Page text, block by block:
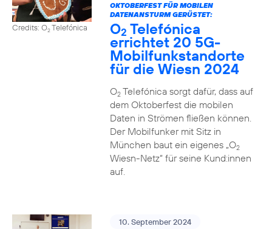
Credits: O2Telefónica
OKTOBERFEST FÜR MOBILEN
DATENANSTURM GERÜSTET:
O2 Telefónica
errichtet 20 5G-
Mobilfunkstandorte
für die Wiesn 2024
O2Telefónica sorgt dafür, dass auf
dem Oktoberfest die mobilen
Daten in Strömen fließen können.
Der Mobilfunker mit Sitz in
München baut ein eigenes „O2
Wiesn-Netz“ für seine Kund:innen
auf.
10. September 2024